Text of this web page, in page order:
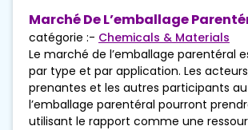
Marché De L’emballage
catégorie :- Chemicals & Materials
Le marché de l’emballage parentéral
par type et par application. Les
prenantes et les autres participants
l’emballage parentéral pourront
utilisant le rapport comme une